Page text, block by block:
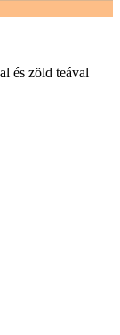
és zöld teával